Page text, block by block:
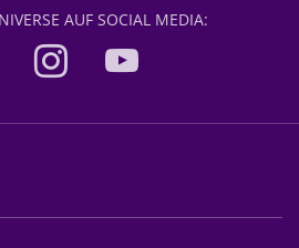
AUF SOCIAL MEDIA: